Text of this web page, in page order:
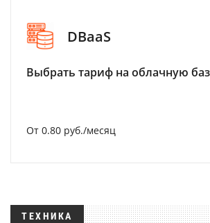
DBaaS
Выбрать тариф на облачную
От 0.80 руб./месяц
ТЕХНИКА